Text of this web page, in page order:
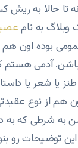
حالا به ریش
وبلاگ به نام
باشن. آدمی
شعر یا
هم از نوع
به شرطی که به
توضیحات رو